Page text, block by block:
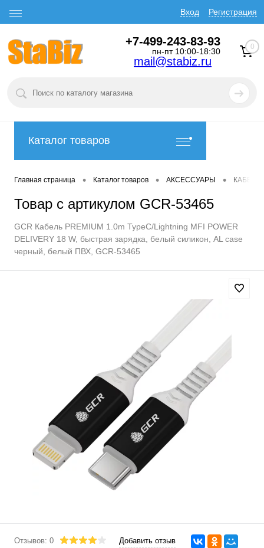
Вход Регистрация
+7-499-243-83-93
пн-пт 10:00-18:30
mail@stabiz.ru
0
Каталог товаров
Главная страница • Каталог товаров • АКСЕССУАРЫ •
Товар с артикулом GCR-53465
GCR Кабель PREMIUM 1.0m TypeC/Lightning MFI POWER
DELIVERY 18 W, быстрая зарядка, белый силикон, AL case
черный, белый ПВХ, GCR-53465
Отзывов: 0 Добавить отзыв